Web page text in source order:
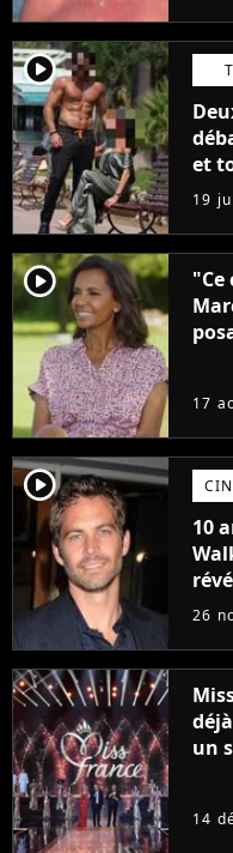
player2
et
19
player2
"Ce
17
player2
10
26
un
14